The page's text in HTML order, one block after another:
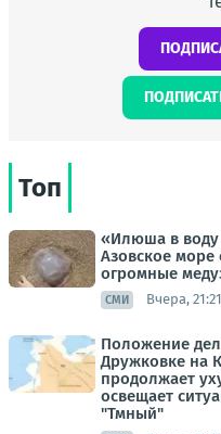
Топ
«Илюша в воду
Азовское
огромные
СМИ Вчера, 21:21
Положение
Дружковке на
продолжает
освещает
"Тмный"